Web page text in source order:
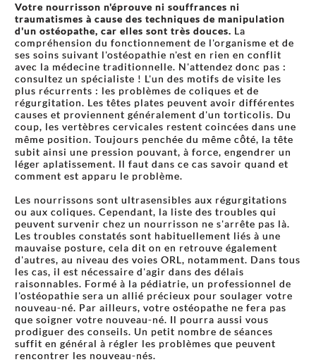
Votre nourrisson n'éprouve ni souffrances ni
traumatismes à cause des techniques de manipulation
d'un ostéopathe, car elles sont très douces. La
compréhension du fonctionnement de l'organisme et de
ses soins suivant l'ostéopathie n'est en rien en conflit
avec la médecine traditionnelle. N'attendez donc pas :
consultez un spécialiste ! L'un des motifs de visite les
plus récurrents : les problèmes de coliques et de
régurgitation. Les têtes plates peuvent avoir différentes
causes et proviennent généralement d'un torticolis. Du
coup, les vertèbres cervicales restent coincées dans une
même position. Toujours penchée du même côté, la tête
subit ainsi une pression pouvant, à force, engendrer un
léger aplatissement. Il faut dans ce cas savoir quand et
comment est apparu le problème.
Les nourrissons sont ultrasensibles aux régurgitations
ou aux coliques. Cependant, la liste des troubles qui
peuvent survenir chez un nourrisson ne s'arrête pas là.
Les troubles constatés sont habituellement liés à une
mauvaise posture, cela dit on en retrouve également
d'autres, au niveau des voies ORL, notamment. Dans tous
les cas, il est nécessaire d'agir dans des délais
raisonnables. Formé à la pédiatrie, un professionnel de
l'ostéopathie sera un allié précieux pour soulager votre
nouveau-né. Par ailleurs, votre ostéopathe ne fera pas
que soigner votre nouveau-né. Il pourra aussi vous
prodiguer des conseils. Un petit nombre de séances
suffit en général à régler les problèmes que peuvent
rencontrer les nouveau-nés.